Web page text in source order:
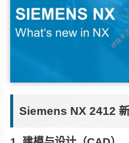
Siemens NX 2412